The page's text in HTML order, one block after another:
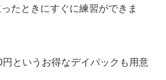
たときにすぐに練習ができま
というお得なデイパックも用意